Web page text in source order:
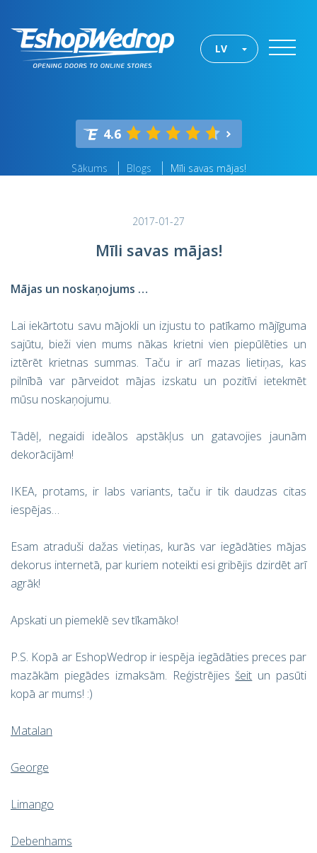
LV
4.6
Sākums Blogs Mīli savas mājas!
2017-01-27
Mīli savas mājas!
Mājas un noskaņojums …
Lai iekārtotu savu mājokli un izjustu to patīkamo mājīguma
sajūtu, bieži vien mums nākas krietni vien piepūlēties un
iztērēt krietnas summas. Taču ir arī mazas lietiņas, kas
pilnībā var pārveidot mājas izskatu un pozitīvi ietekmēt
mūsu noskaņojumu.
Tādēļ, negaidi ideālos apstākļus un gatavojies jaunām
dekorācijām!
IKEA, protams, ir labs variants, taču ir tik daudzas citas
iespējas…
Esam atraduši dažas vietiņas, kurās var iegādāties mājas
dekorus internetā, par kuriem noteikti esi gribējis dzirdēt arī
agrāk!
Apskati un piemeklē sev tīkamāko!
P.S. Kopā ar EshopWedrop ir iespēja iegādāties preces par
mazākām piegādes izmaksām. Reģistrējiesšeit un pasūti
kopā ar mums! :)
Matalan
George
Limango
Debenhams